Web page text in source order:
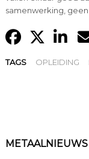
samenwerking,
TAGS OPLEIDING